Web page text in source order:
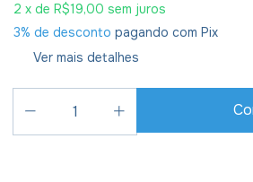
2 x de R$19,00 sem juros
3% de desconto pagando com Pix
Ver mais detalhes